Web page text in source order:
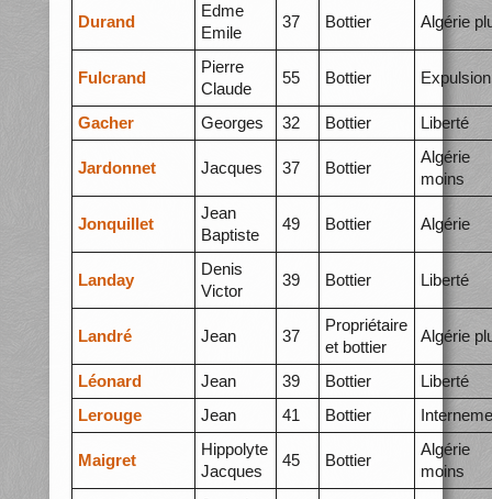
Durand
Edme
Emile
37 Bottier Algérie
Fulcrand
Pierre
Claude
55 Bottier Expulsion
Gacher Georges 32 Bottier Liberté
Jardonnet Jacques 37 Bottier
Algérie
moins
Jonquillet
Jean
Baptiste
49 Bottier Algérie
Landay
Denis
Victor
39 Bottier Liberté
Landré Jean 37
Propriétaire
et bottier
Algérie
Léonard Jean 39 Bottier
Liberté
Lerouge
Jean 41 Bottier
Maigret
Hippolyte
Jacques
45 Bottier
Algérie
moins